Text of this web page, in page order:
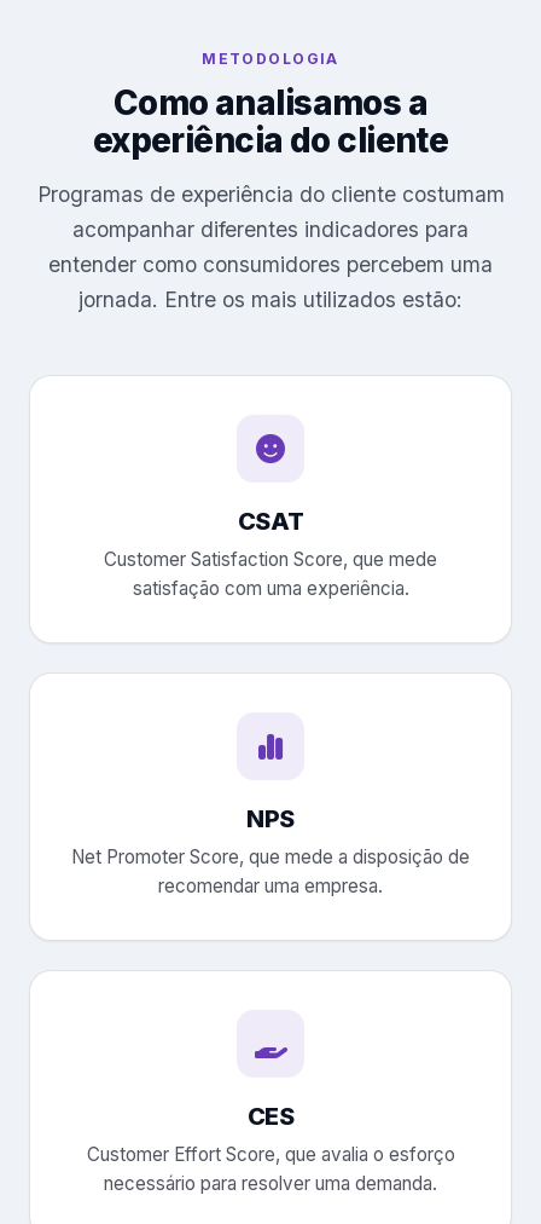
METODOLOGIA
Como analisamos a
experiência do cliente
Programas de experiência do cliente costumam
acompanhar diferentes indicadores para
entender como consumidores percebem uma
jornada. Entre os mais utilizados estão:
CSAT
Customer Satisfaction Score, que mede
satisfação com uma experiência.
NPS
Net Promoter Score, que mede a disposição de
recomendar uma empresa.
CES
Customer Effort Score, que avalia o esforço
necessário para resolver uma demanda.